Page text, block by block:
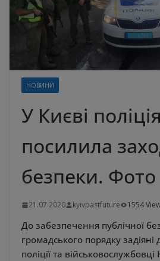
НОВИНИ
У Києві поліція
посилила
безпеки. Фото
21.07.2020 kyivpastfuture 1554
До забезпечення публічної
громадського порядку задіяні
поліції та